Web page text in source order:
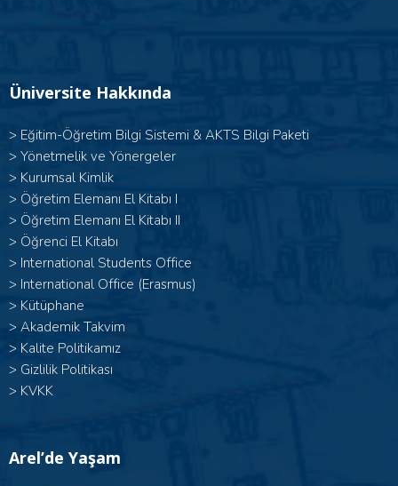
Üniversite Hakkında
> Eğitim-Öğretim Bilgi Sistemi & AKTS Bilgi Paketi
> Yönetmelik ve Yönergeler
> Kurumsal Kimlik
> Öğretim Elemanı El Kitabı I
> Öğretim Elemanı El Kitabı II
> Öğrenci El Kitabı
> International Students Office
> International Office (Erasmus)
> Kütüphane
> Akademik Takvim
> Kalite Politikamız
> Gizlilik Politikası
> KVKK
Arel’de Yaşam